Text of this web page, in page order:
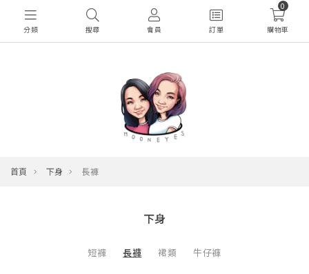
分類 搜尋 會員 訂單
0
購物車
首頁 下身 長褲
下身
短褲 長褲 裙類 牛仔褲